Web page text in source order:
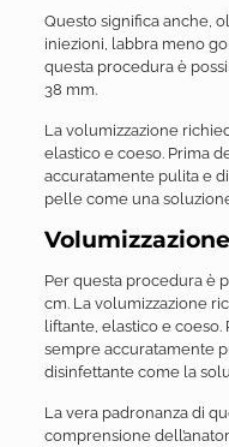
Questo significa anche,
iniezioni, labbra meno
questa procedura è
38 mm.
La volumizzazione
elastico e coeso. Prima
accuratamente pulita e
pelle come una
Per questa procedura è
cm. La volumizzazione
liftante, elastico e
sempre accuratamente
disinfettante come la
La vera padronanza di
comprensione